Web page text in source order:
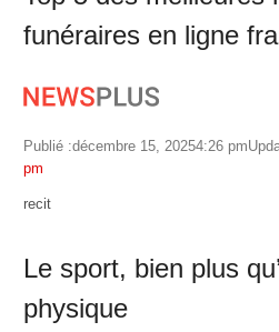
funéraires en ligne
Publié :décembre 15, 20254:26 pm
pm
Author
recit
Le sport, bien plus
physique